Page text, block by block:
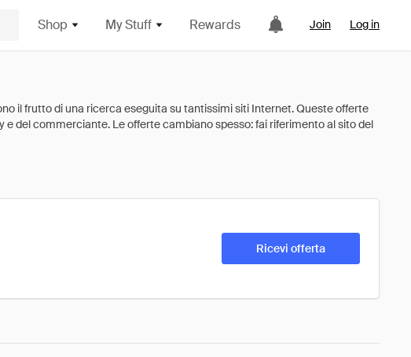
Shop My Stuff Rewards Join Log in
Ricevi offerta